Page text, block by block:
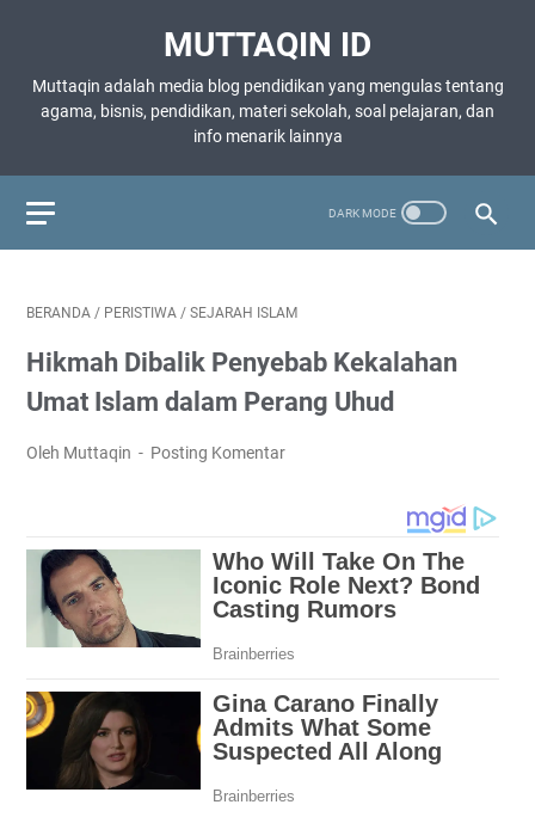
MUTTAQIN ID
Muttaqin adalah media blog pendidikan yang mengulas tentang
agama, bisnis, pendidikan, materi sekolah, soal pelajaran, dan
info menarik lainnya
BERANDA / PERISTIWA / SEJARAH ISLAM
Hikmah Dibalik Penyebab Kekalahan
Umat Islam dalam Perang Uhud
Oleh Muttaqin Posting Komentar